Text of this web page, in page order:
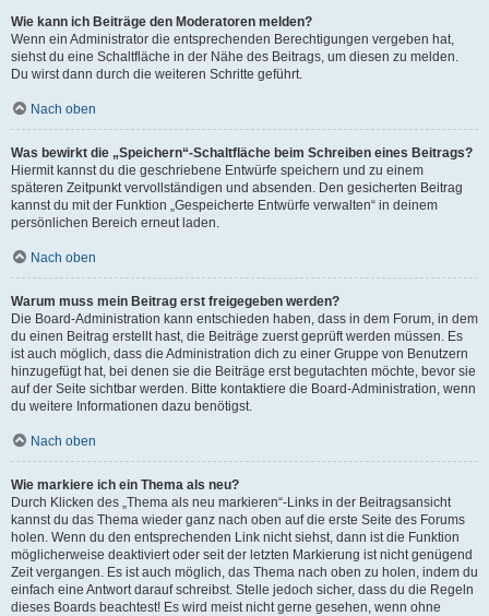
Wie kann ich Beiträge den Moderatoren melden?
Wenn ein Administrator die entsprechenden Berechtigungen vergeben hat,
siehst du eine Schaltfläche in der Nähe des Beitrags, um diesen zu melden.
Du wirst dann durch die weiteren Schritte geführt.
Nach oben
Was bewirkt die „Speichern“-Schaltfläche beim Schreiben eines Beitrags?
Hiermit kannst du die geschriebene Entwürfe speichern und zu einem
späteren Zeitpunkt vervollständigen und absenden. Den gesicherten Beitrag
kannst du mit der Funktion „Gespeicherte Entwürfe verwalten“ in deinem
persönlichen Bereich erneut laden.
Nach oben
Warum muss mein Beitrag erst freigegeben werden?
Die Board-Administration kann entschieden haben, dass in dem Forum, in dem
du einen Beitrag erstellt hast, die Beiträge zuerst geprüft werden müssen. Es
ist auch möglich, dass die Administration dich zu einer Gruppe von Benutzern
hinzugefügt hat, bei denen sie die Beiträge erst begutachten möchte, bevor sie
auf der Seite sichtbar werden. Bitte kontaktiere die Board-Administration, wenn
du weitere Informationen dazu benötigst.
Nach oben
Wie markiere ich ein Thema als neu?
Durch Klicken des „Thema als neu markieren“-Links in der Beitragsansicht
kannst du das Thema wieder ganz nach oben auf die erste Seite des Forums
holen. Wenn du den entsprechenden Link nicht siehst, dann ist die Funktion
möglicherweise deaktiviert oder seit der letzten Markierung ist nicht genügend
Zeit vergangen. Es ist auch möglich, das Thema nach oben zu holen, indem du
einfach eine Antwort darauf schreibst. Stelle jedoch sicher, dass du die Regeln
dieses Boards beachtest! Es wird meist nicht gerne gesehen, wenn ohne